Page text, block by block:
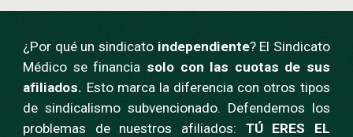
¿Por qué un sindicato independiente? El Sindicato
Médico se financia solo con las cuotas de sus
afiliados. Esto marca la diferencia con otros tipos
de sindicalismo subvencionado. Defendemos los
problemas de nuestros afiliados: TÚ ERES EL